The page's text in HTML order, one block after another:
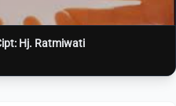
Hj. Ratmiwati